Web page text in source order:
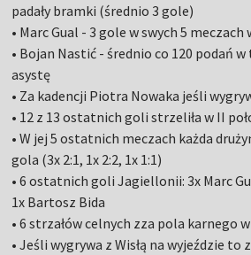
padały bramki (średnio 3 gole)
• Marc Gual - 3 gole w swych 5
• Bojan Nastić - średnio co 120 podań
asystę
• Za kadencji Piotra Nowaka jeśli
• 12 z 13 ostatnich goli strzeliła w II
• W jej 5 ostatnich meczach każda
gola (3x 2:1, 1x 2:2, 1x 1:1)
• 6 ostatnich goli Jagiellonii: 3x Marc
1x Bartosz Bida
• 6 strzałów celnych zza pola karnego
• Jeśli wygrywa z Wisłą na wyjeździe